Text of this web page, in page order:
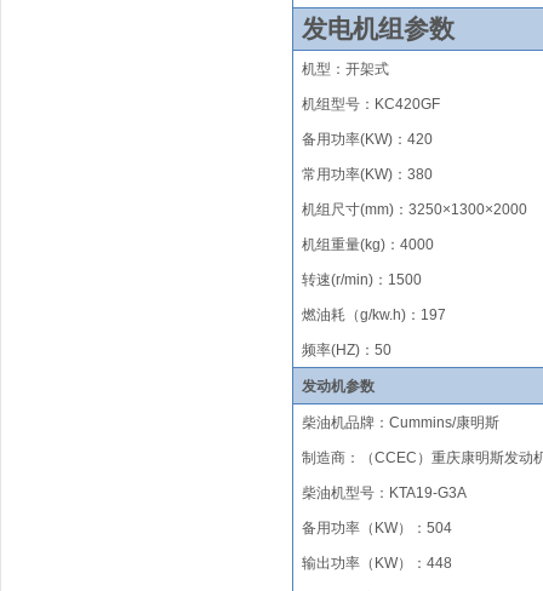
发电机组参数
机型：开架式
机组型号 ： KC420GF
备用功率(KW) ：420
常用功率(KW) ：380
机组尺寸(mm) ：3250×1300×2000
机组重量(kg) ：4000
转速(r/min) ： 1500
燃油耗（g/kw.h) ： 197
频率(HZ) ：50
发动机参数
柴油机品牌 ：Cummins/康明斯
制造商：（CCEC）重庆康明斯发动
柴油机型号 ： KTA19-G3A
备用功率（KW）：504
输出功率（KW）：448